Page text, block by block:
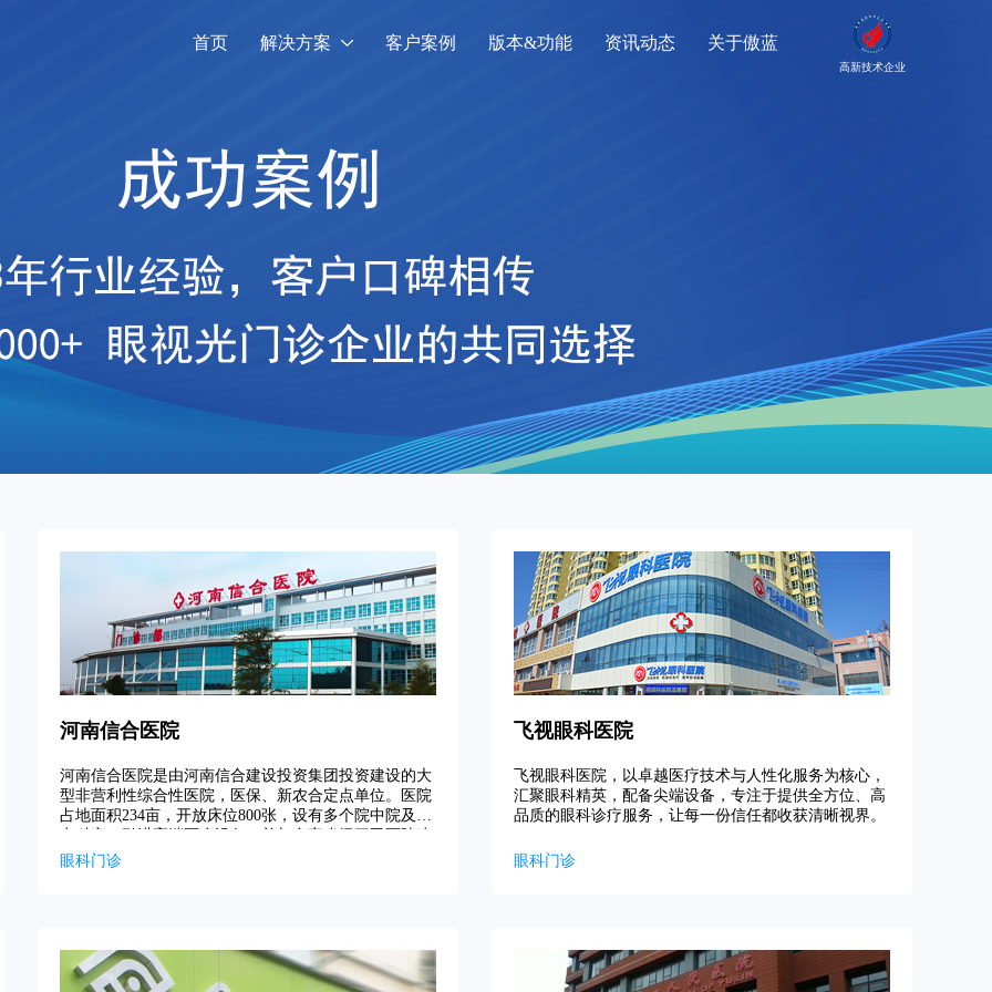
高新技术企业
首页 解决方案 客户案例 版本&功能 资讯动态 关于傲蓝
河南信合医院
河南信合医院是由河南信合建设投资集团投资建设的大
型非营利性综合性医院，医保、新农合定点单位。医院
占地面积234亩，开放床位800张，设有多个院中院及重
立协作关系，致力于提供高质量的医疗服务。
眼科门诊
飞视眼科医院
飞视眼科医院，以卓越医疗技术与人性化服务为核心，
汇聚眼科精英，配备尖端设备，专注于提供全方位、高
品质的眼科诊疗服务，让每一份信任都收获清晰视界。
眼科门诊